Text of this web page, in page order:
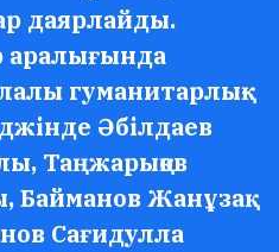
даярлайды.
аралығында
гуманитарлық-
Әбілдаев
Таңжарықов
Байманов Жанұзақ
Сағидулла